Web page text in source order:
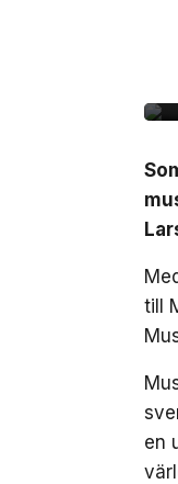
till
en